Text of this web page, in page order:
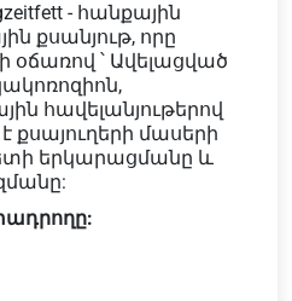
- հանքային
քսանյութ, որը
օճառով ՝ Ավելացված
հավելանյութերով
քսայուղերի մասերի
երկարացմանը և